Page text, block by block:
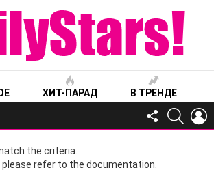
ХИТ-ПАРАД В ТРЕНДЕ
FOLLOW
US
the criteria.
refer to the documentation.